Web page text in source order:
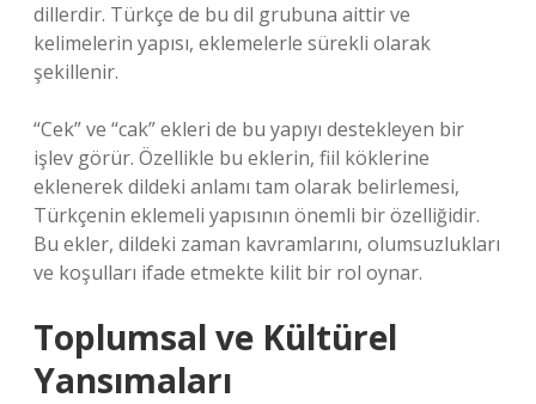
dillerdir. Türkçe de bu dil grubuna aittir ve
kelimelerin yapısı, eklemelerle sürekli olarak
şekillenir.
“Cek” ve “cak” ekleri de bu yapıyı destekleyen bir
işlev görür. Özellikle bu eklerin, fiil köklerine
eklenerek dildeki anlamı tam olarak belirlemesi,
Türkçenin eklemeli yapısının önemli bir özelliğidir.
Bu ekler, dildeki zaman kavramlarını, olumsuzlukları
ve koşulları ifade etmekte kilit bir rol oynar.
Toplumsal ve Kültürel
Yansımaları